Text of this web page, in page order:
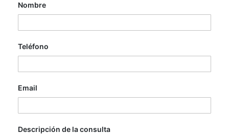
Nombre
Teléfono
Email
Descripción de la consulta